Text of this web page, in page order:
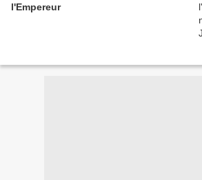
l'Empereur